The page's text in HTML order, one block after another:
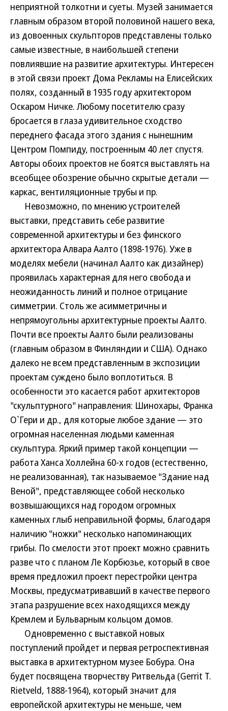
неприятной толкотни и суеты. Музей занимается
главным образом второй половиной нашего века,
из довоенных скульпторов представлены только
самые известные, в наибольшей степени
повлиявшие на развитие архитектуры. Интересен
в этой связи проект Дома Рекламы на Елисейских
полях, созданный в 1935 году архитектором
Оскаром Ничке. Любому посетителю сразу
бросается в глаза удивительное сходство
переднего фасада этого здания с нынешним
Центром Помпиду, построенным 40 лет спустя.
Авторы обоих проектов не боятся выставлять на
всеобщее обозрение обычно скрытые детали —
каркас, вентиляционные трубы и пр.
Невозможно, по мнению устроителей
выставки, представить себе развитие
современной архитектуры и без финского
архитектора Алвара Аалто (1898-1976). Уже в
моделях мебели (начинал Аалто как дизайнер)
проявилась характерная для него свобода и
неожиданность линий и полное отрицание
симметрии. Столь же асимметричны и
непрямоугольны архитектурные проекты Аалто.
Почти все проекты Аалто были реализованы
(главным образом в Финляндии и США). Однако
далеко не всем представленным в экспозиции
проектам суждено было воплотиться. В
особенности это касается работ архитекторов
"скульптурного" направления: Шинохары, Франка
О`Гери и др., для которые любое здание — это
огромная населенная людьми каменная
скульптура. Яркий пример такой концепции —
работа Ханса Холлейна 60-х годов (естественно,
не реализованная), так называемое "Здание над
Веной", представляющее собой несколько
возвышающихся над городом огромных
каменных глыб неправильной формы, благодаря
наличию "ножки" несколько напоминающих
грибы. По смелости этот проект можно сравнить
разве что с планом Ле Корбюзье, который в свое
время предложил проект перестройки центра
Москвы, предусматривавший в качестве первого
этапа разрушение всех находящихся между
Кремлем и Бульварным кольцом домов.
Одновременно с выставкой новых
поступлений пройдет и первая ретроспективная
выставка в архитектурном музее Бобура. Она
будет посвящена творчеству Ритвельда (Gerrit T.
Rietveld, 1888-1964), который значит для
европейской архитектуры не меньше, чем